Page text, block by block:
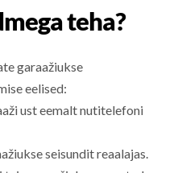
teha?
garaažiukse
eelised:
ust eemalt nutitelefoni
seisundit reaalajas.